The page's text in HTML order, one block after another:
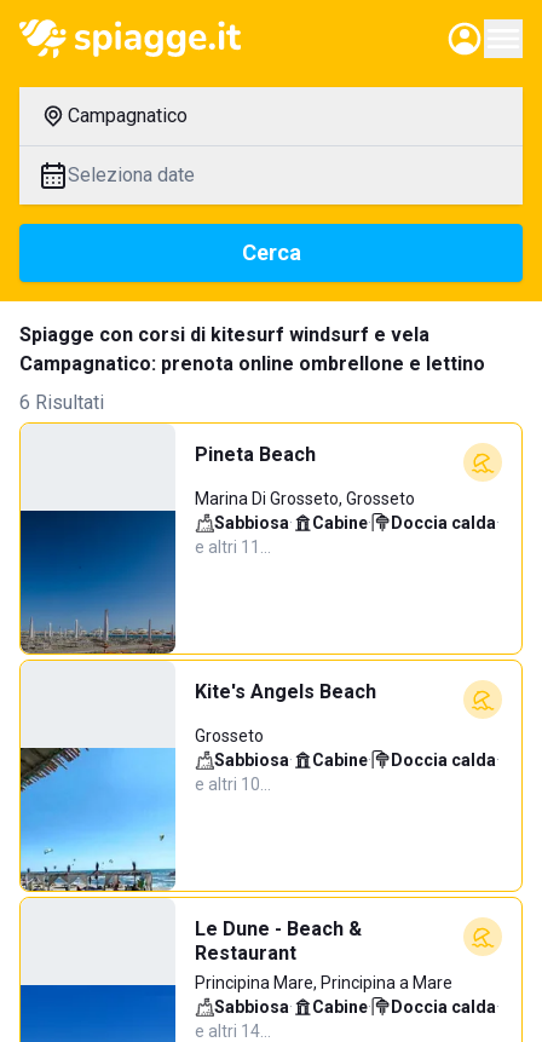
Campagnatico
Seleziona date
Cerca
Spiagge con corsi di kitesurf windsurf e vela
Campagnatico: prenota online ombrellone e lettino
6 Risultati
Pineta Beach
Marina Di Grosseto, Grosseto
Sabbiosa· Cabine· Doccia calda·
e altri 11…
Kite's Angels Beach
Grosseto
Sabbiosa· Cabine· Doccia calda·
e altri 10…
Le Dune - Beach &
Restaurant
Principina Mare, Principina a Mare
Sabbiosa· Cabine· Doccia calda·
e altri 14…